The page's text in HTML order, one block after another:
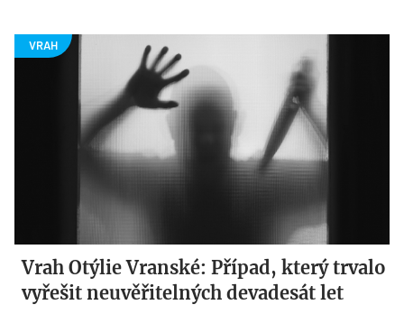
Vrah Otýlie Vranské: Případ, který trvalo
vyřešit neuvěřitelných devadesát let